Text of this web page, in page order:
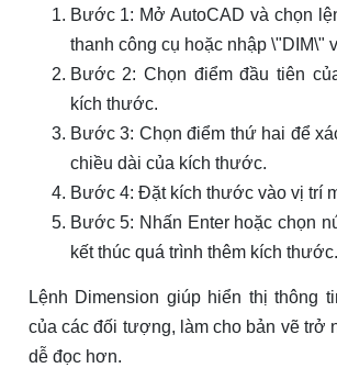
Bước 1: Mở AutoCAD và chọn
thanh công cụ hoặc nhập \"DIM\"
Bước 2: Chọn điểm đầu tiên
kích thước.
Bước 3: Chọn điểm thứ hai để
chiều dài của kích thước.
Bước 4: Đặt kích thước vào vị trí
Bước 5: Nhấn Enter hoặc chọn
kết thúc quá trình thêm kích thước.
Lệnh Dimension giúp hiển thị thông
của các đối tượng, làm cho bản vẽ trở
dễ đọc hơn.